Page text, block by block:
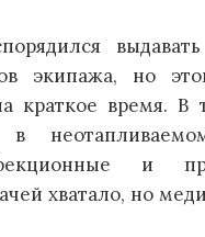
экипажа, но
краткое время. В
в
и
хватало, но